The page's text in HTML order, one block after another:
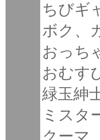
ちびギ
ボク、
おっち
おむす
緑玉紳
ミスタ
クーマ